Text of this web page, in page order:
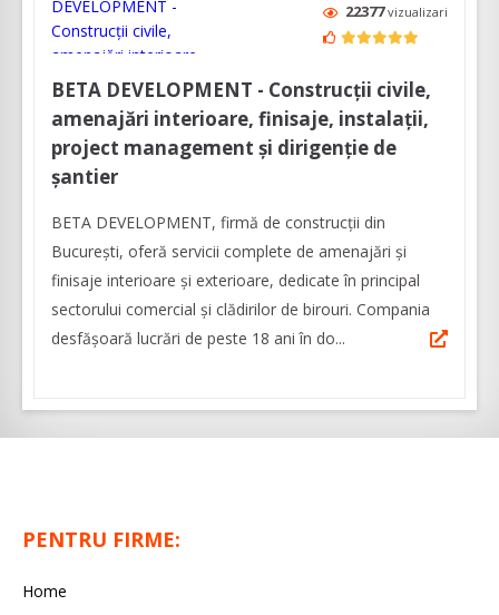
22377vizualizari
BETA DEVELOPMENT - Construcții civile,
amenajări interioare, finisaje, instalații,
project management și dirigenție de
șantier
BETA DEVELOPMENT, firmă de construcții din
București, oferă servicii complete de amenajări și
finisaje interioare și exterioare, dedicate în principal
sectorului comercial și clădirilor de birouri. Compania
desfășoară lucrări de peste 18 ani în do...
PENTRU FIRME:
Home